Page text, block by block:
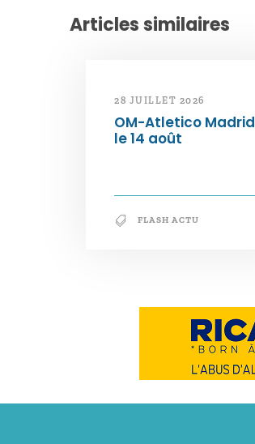
Articles similaires
28 JUILLET 2026
OM-Atletico Madrid
le 14 août
FLASH ACTU